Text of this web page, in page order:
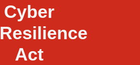
Cyber
Resilience
Act